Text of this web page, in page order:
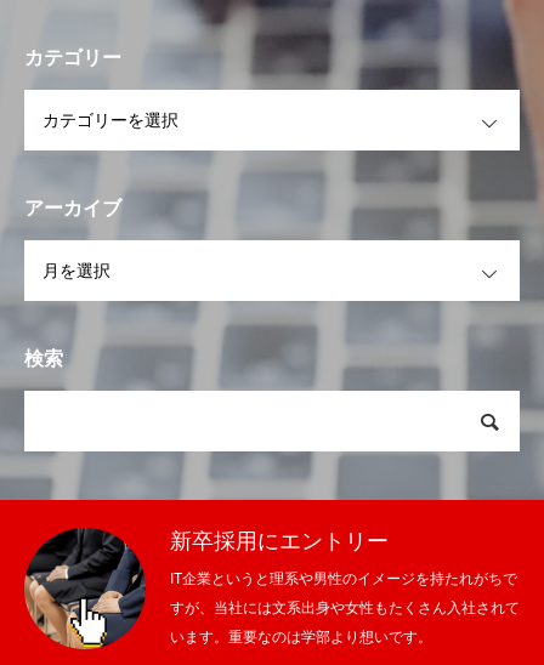
カテゴリー
アーカイブ
検索
新卒採用にエントリー
IT企業というと理系や男性のイメージを持たれがちで
すが、当社には文系出身や女性もたくさん入社されて
います。重要なのは学部より想いです。